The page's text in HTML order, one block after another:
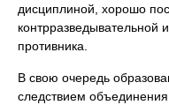
дисциплиной, хорошо
контрразведывательной
противника.
В свою очередь
следствием